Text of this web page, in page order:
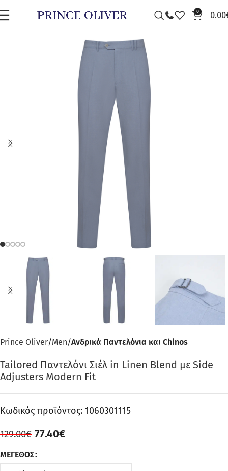
0 0.00
Prince Oliver Men Ανδρικά Παντελόνια και Chinos
Tailored Παντελόνι Σιέλ in Linen Blend με Side
Adjusters Modern Fit
Κωδικός προϊόντος: 1060301115
129.00€ 77.40€
ΜΈΓΕΘΟΣ